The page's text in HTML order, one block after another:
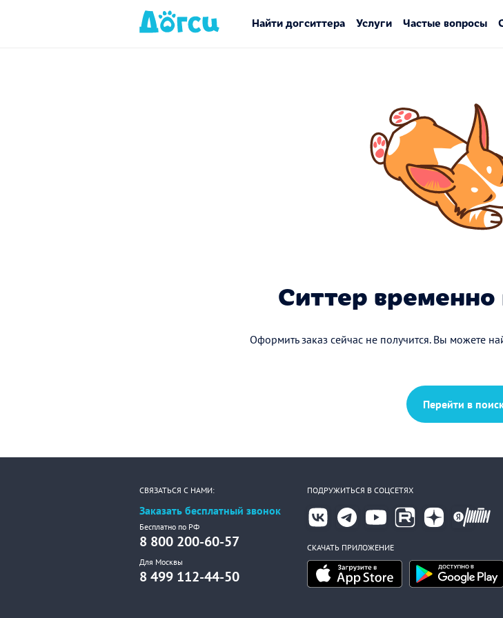
Найти догситтера Услуги Частые вопросы
Ситтер
Оформить заказ сейчас не получится. Вы можете
Перейти в
СВЯЗАТЬСЯ С НАМИ:
Заказать бесплатный звонок
Бесплатно по РФ
8 800 200-60-57
Для Москвы
8 499 112-44-50
ПОДРУЖИТЬСЯ В СОЦСЕТЯХ
СКАЧАТЬ ПРИЛОЖЕНИЕ